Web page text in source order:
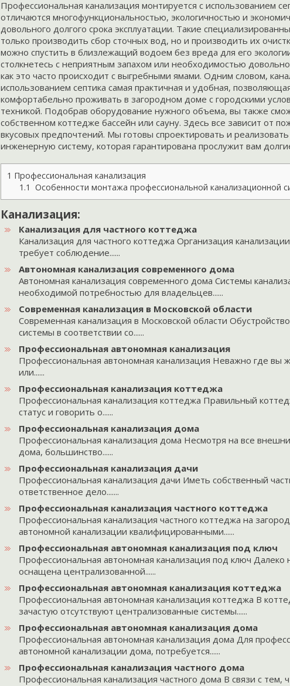
Профессиональная канализация монтируется с использованием
отличаются многофункциональностью, экологичностью и
довольного долгого срока эксплуатации. Такие
только производить сбор сточных вод, но и производить их
можно спустить в близлежащий водоем без вреда для его
столкнетесь с неприятным запахом или необходимостью довольно
как это часто происходит с выгребными ямами. Одним словом,
использованием септика самая практичная и удобная,
комфортабельно проживать в загородном доме с городскими
техникой. Подобрав оборудование нужного объема, вы также
собственном коттедже бассейн или сауну. Здесь все зависит от
вкусовых предпочтений. Мы готовы спроектировать и
инженерную систему, которая гарантирована прослужит вам
1 Профессиональная канализация
1.1 Особенности монтажа профессиональной канализационной
Канализация:
Канализация для частного коттеджа
Канализация для частного коттеджа Организация
требует соблюдение......
Автономная канализация современного дома
Автономная канализация современного дома Системы
необходимой потребностью для владельцев......
Современная канализация в Московской области
Современная канализация в Московской области
системы в соответствии со......
Профессиональная автономная канализация
Профессиональная автономная канализация Неважно где вы
или......
Профессиональная канализация коттеджа
Профессиональная канализация коттеджа Правильный
статус и говорить о......
Профессиональная канализация дома
Профессиональная канализация дома Несмотря на все
дома, большинство......
Профессиональная канализация дачи
Профессиональная канализация дачи Иметь собственный
ответственное дело.......
Профессиональная канализация частного коттеджа
Профессиональная канализация частного коттеджа на
автономной канализации квалифицированными......
Профессиональная автономная канализация под ключ
Профессиональная автономная канализация под ключ Далеко
оснащена централизованной......
Профессиональная автономная канализация коттеджа
Профессиональная автономная канализация коттеджа В
зачастую отсутствуют централизованные системы......
Профессиональная автономная канализация дома
Профессиональная автономная канализация дома Для
автономной канализации дома, потребуется......
Профессиональная канализация частного дома
Профессиональная канализация частного дома В связи с тем,